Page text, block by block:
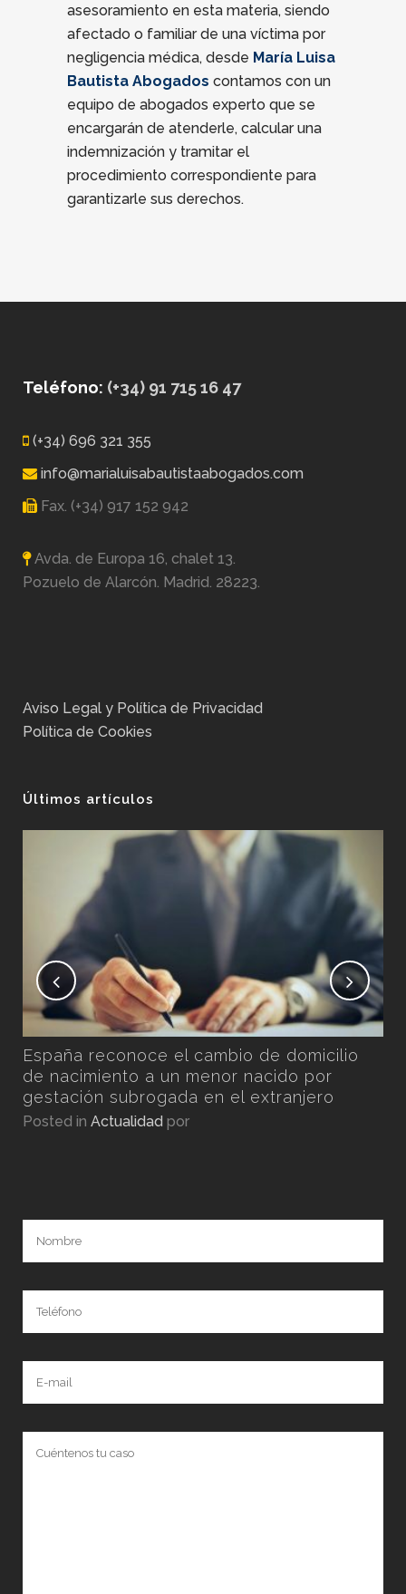
asesoramiento en esta materia, siendo
afectado o familiar de una víctima por
negligencia médica, desde María Luisa
Bautista Abogados contamos con un
equipo de abogados experto que se
encargarán de atenderle, calcular una
indemnización y tramitar el
procedimiento correspondiente para
garantizarle sus derechos.
Teléfono: (+34) 91 715 16 47
(+34) 696 321 355
info@marialuisabautistaabogados.com
Fax. (+34) 917 152 942
Avda. de Europa 16, chalet 13.
Pozuelo de Alarcón. Madrid. 28223.
Aviso Legal y Política de Privacidad
Política de Cookies
Últimos artículos
España reconoce el cambio de domicilio
de nacimiento a un menor nacido por
gestación subrogada en el extranjero
Posted in Actualidad por